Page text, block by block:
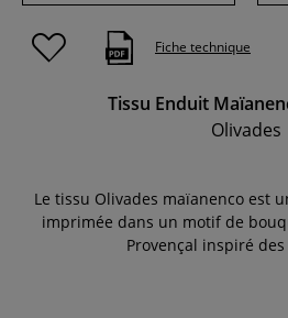
Fiche technique
Tissu Enduit
Olivades
Le tissu Olivades maïanenco est
imprimée dans un motif de
Provençal inspiré